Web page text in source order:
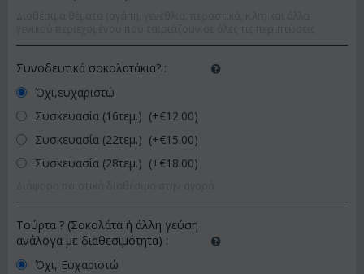
Συνοδευτικά σοκολατάκια? :
Όχι,ευχαριστώ
Συσκευασία (16τεμ.) (+€12.00)
Συσκευασία (22τεμ.) (+€15.00)
Συσκευασία (28τεμ.) (+€18.00)
Τούρτα ? (Σοκολάτα ή άλλη γεύση
ανάλογα με διαθεσιμότητα) :
Όχι, Ευχαριστώ